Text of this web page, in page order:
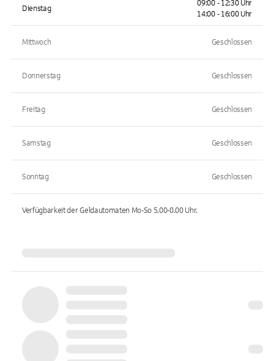
Dienstag
09:00 - 12:30 Uhr
14:00 - 16:00 Uhr
Mittwoch Geschlossen
Donnerstag Geschlossen
Freitag Geschlossen
Samstag Geschlossen
Sonntag Geschlossen
Verfügbarkeit der Geldautomaten Mo-So 5.00-0.00Uhr.